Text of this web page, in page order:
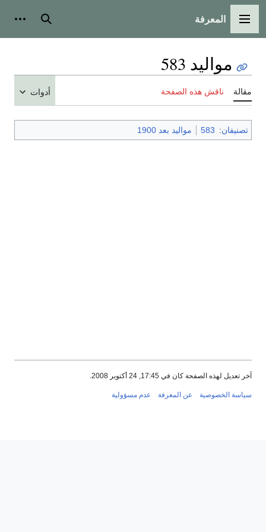
القائمة الرئيسية
المعرفة بحث
مواليد 583
مقالة ناقش هذه الصفحة أدوات
تصنيفان:
583 مواليد بعد 1900
آخر تعديل لهذه الصفحة كان في 17:45, 24 أكتوبر 2008.
سياسة الخصوصية عن المعرفة عدم مسؤولية